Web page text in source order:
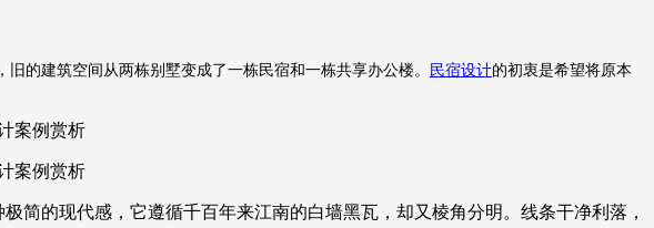
的建筑空间从两栋别墅变成了一栋民宿和一栋共享办公楼。 民宿设计的初衷是希望将原本
简的现代感，它遵循千百年来江南的白墙黑瓦，却又棱角分明。线条干净利落，